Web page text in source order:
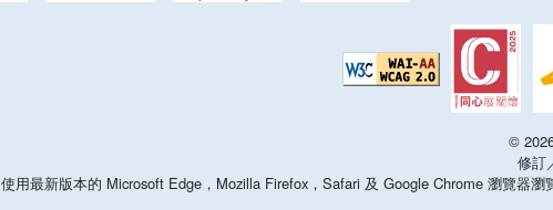
©
修訂
使用最新版本的 Microsoft Edge，Mozilla Firefox，Safari 及 Google Chrome 瀏覽器瀏